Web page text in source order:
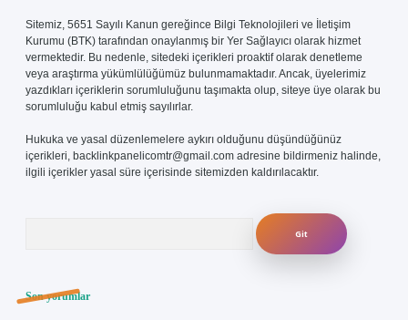
Sitemiz, 5651 Sayılı Kanun gereğince Bilgi Teknolojileri ve İletişim
Kurumu (BTK) tarafından onaylanmış bir Yer Sağlayıcı olarak hizmet
vermektedir. Bu nedenle, sitedeki içerikleri proaktif olarak denetleme
veya araştırma yükümlülüğümüz bulunmamaktadır. Ancak, üyelerimiz
yazdıkları içeriklerin sorumluluğunu taşımakta olup, siteye üye olarak bu
sorumluluğu kabul etmiş sayılırlar.
Hukuka ve yasal düzenlemelere aykırı olduğunu düşündüğünüz
içerikleri, backlinkpanelicomtr@gmail.com adresine bildirmeniz halinde,
ilgili içerikler yasal süre içerisinde sitemizden kaldırılacaktır.
Son yorumlar